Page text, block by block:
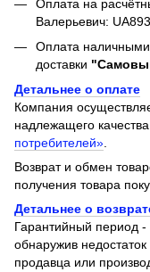
Оплата на
Валерьевич:
Оплата
доставки
Детальнее о оплате
Компания
надлежащего
потребителей».
Возврат и обмен
получения товара
Детальнее о
Гарантийный период -
обнаружив
продавца или